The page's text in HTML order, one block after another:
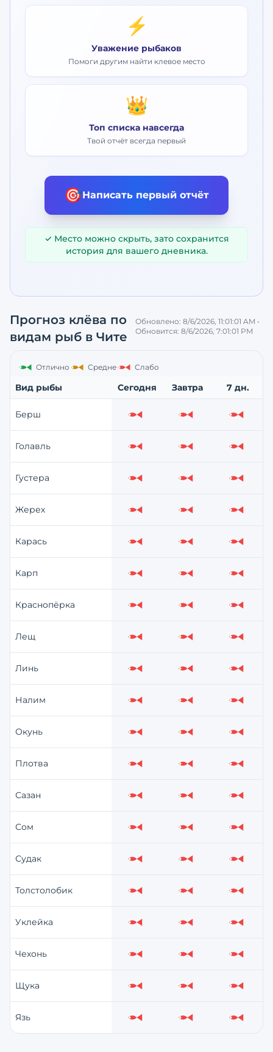
⚡
Уважение рыбаков
Помоги другим найти клевое место
👑
Топ списка навсегда
Твой отчёт всегда первый
🎯Написать первый отчёт
✓ Место можно скрыть, зато сохранится
история для вашего дневника.
Прогноз клёва по
видам рыб в Чите
Обновлено: 8/6/2026, 11:01:01 AM •
Обновится: 8/6/2026, 7:01:01 PM
Отлично Средне Слабо
Вид рыбы Сегодня Завтра 7 дн.
Берш Слабо Слабо Слабо
Голавль Слабо Слабо Слабо
Густера Слабо Слабо Слабо
Жерех Слабо Слабо Слабо
Карась Слабо Слабо Слабо
Карп Слабо Слабо Слабо
Краснопёрка Слабо Слабо Слабо
Лещ Слабо Слабо Слабо
Линь Слабо Слабо Слабо
Налим Слабо Слабо Слабо
Окунь Слабо Слабо Слабо
Плотва Слабо Слабо Слабо
Сазан Слабо Слабо Слабо
Сом Слабо Слабо Слабо
Судак Слабо Слабо Слабо
Толстолобик Слабо Слабо Слабо
Уклейка Слабо Слабо Слабо
Чехонь Слабо Слабо Слабо
Щука Слабо Слабо Слабо
Язь Слабо Слабо Слабо